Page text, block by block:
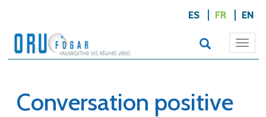
ES FR EN
Conversation positive